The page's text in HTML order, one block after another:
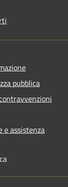
pubblica
e assistenza